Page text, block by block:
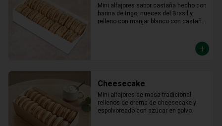
Mini alfajores sabor castaña hecho con
harina de trigo, nueces del Brasil y
relleno con manjar blanco con castaña
Cheesecake
Mini alfajores de masa tradicional
rellenos de crema de cheesecake y
espolvoreado con azúcar en polvo.